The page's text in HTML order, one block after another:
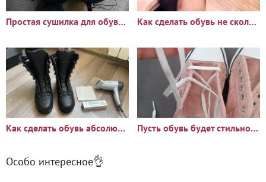
Простая сушилка для обуви своими руками Как сделать обувь не скользкой в домашних условиях
Как сделать обувь абсолютно непромокаемой Пусть обувь будет стильной: 5 видов простой, но интересной
Особо интересное👌